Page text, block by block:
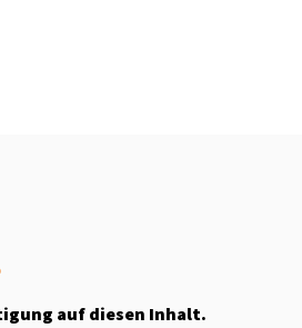
auf diesen Inhalt.